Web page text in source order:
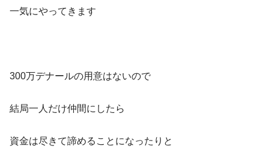
一気にやってきます
300万デナールの用意はないので
結局一人だけ仲間にしたら
資金は尽きて諦めることになったりと